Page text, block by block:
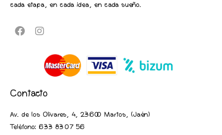
cada etapa, en cada idea, en cada sueño.
Contacto
Av. de los Olivares, 4, 23600 Martos, (Jaén)
Teléfono: 633 83 07 56